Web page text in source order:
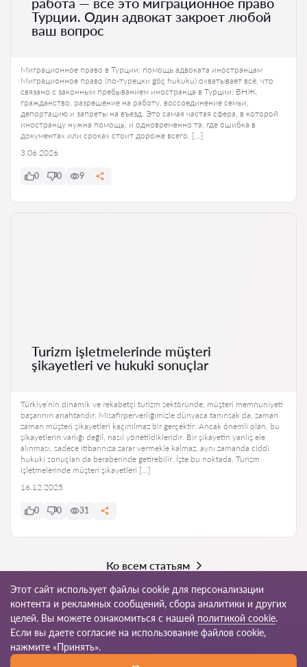
Турции. Один адвокат закроет любой
ваш вопрос
Миграционное право в Турции: помощь адвоката иностранцам
Миграционное право (по-турецки göç hukuku) охватывает всё, что
связано с законным пребыванием иностранца в Турции: ВНЖ,
гражданство, разрешение на работу, воссоединение семьи,
депортацию и запреты на въезд. Это самая частая сфера, в которой
иностранцу нужна помощь, и одновременно та, где ошибка в
документах или сроках стоит дороже всего. […]
3.06.2026
0 0 9
Turizm işletmelerinde müşteri
şikayetleri ve hukuki sonuçlar
Türkiye’nin dinamik ve rekabetçi turizm sektöründe, müşteri memnuniyeti
başarının anahtarıdır. Misafirperverliğimizle dünyaca tanınsak da, zaman
zaman müşteri şikayetleri kaçınılmaz bir gerçektir. Ancak önemli olan, bu
şikayetlerin varlığı değil, nasıl yönetildikleridir. Bir şikayetin yanlış ele
alınması, sadece itibarınıza zarar vermekle kalmaz, aynı zamanda ciddi
hukuki sonuçları da beraberinde getirebilir. İşte bu noktada, Turizm
işletmelerinde müşteri şikayetleri […]
16.12.2025
0 0 31
Ко всем статьям
© 2026 Avukat-tr.com
Этот сайт использует файлы cookie для персонализации
контента и рекламных сообщений, сбора аналитики и других
целей. Вы можете ознакомиться с нашей политикой cookie.
Если вы даете согласие на использование файлов cookie,
нажмите «Принять».